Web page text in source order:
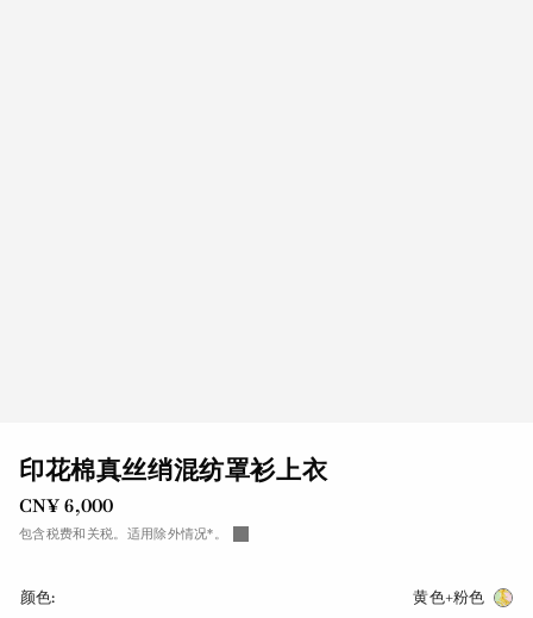
印花棉真丝绡混纺罩衫上衣
CN¥ 6,000
包含税费和关税。适用除外情况*。
颜色: 黄色+粉色